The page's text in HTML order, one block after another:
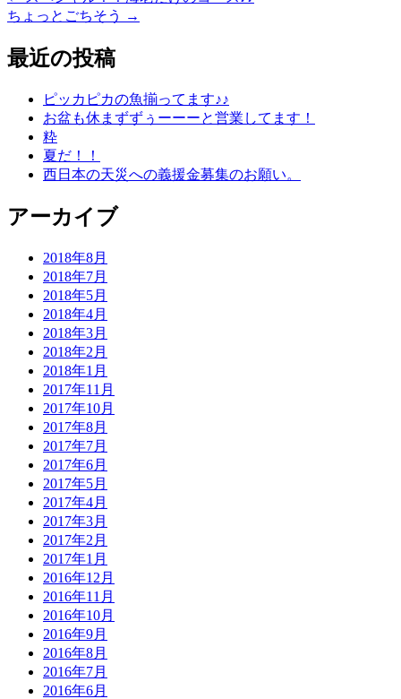
ちょっとごちそう
→
最近の投稿
ピッカピカの魚揃ってます♪♪
お盆も休まずずぅーーーと営業してます！
粋
夏だ！！
西日本の天災への義援金募集のお願い。
アーカイブ
2018年8月
2018年7月
2018年5月
2018年4月
2018年3月
2018年2月
2018年1月
2017年11月
2017年10月
2017年8月
2017年7月
2017年6月
2017年5月
2017年4月
2017年3月
2017年2月
2017年1月
2016年12月
2016年11月
2016年10月
2016年9月
2016年8月
2016年7月
2016年6月